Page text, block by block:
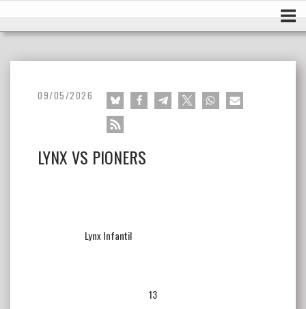
09/05/2026
LYNX VS PIONERS
Lynx Infantil
13